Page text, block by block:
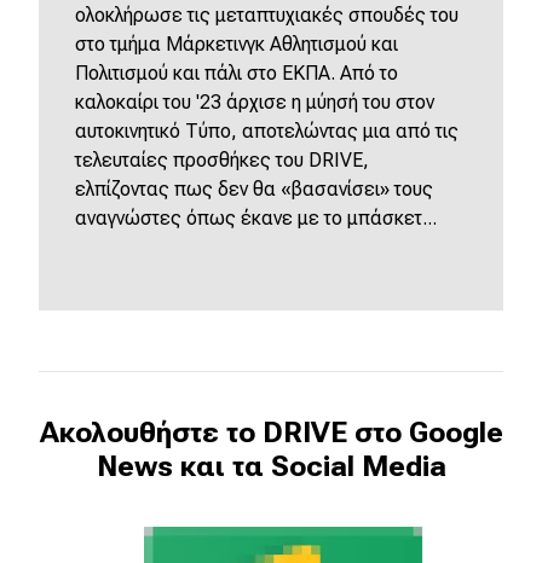
ολοκλήρωσε τις μεταπτυχιακές σπουδές του
στο τμήμα Μάρκετινγκ Αθλητισμού και
Πολιτισμού και πάλι στο ΕΚΠΑ. Από το
καλοκαίρι του '23 άρχισε η μύησή του στον
αυτοκινητικό Τύπο, αποτελώντας μια από τις
τελευταίες προσθήκες του DRIVE,
ελπίζοντας πως δεν θα «βασανίσει» τους
αναγνώστες όπως έκανε με το μπάσκετ...
Ακολουθήστε το DRIVE στο Google
News και τα Social Media